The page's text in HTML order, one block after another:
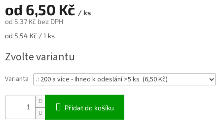
od 6,50 Kč / ks
od 5,37 Kč bez DPH
Měrná
od 5,54 Kč / 1 ks
Zvolte variantu
Varianta
Přidat do košíku